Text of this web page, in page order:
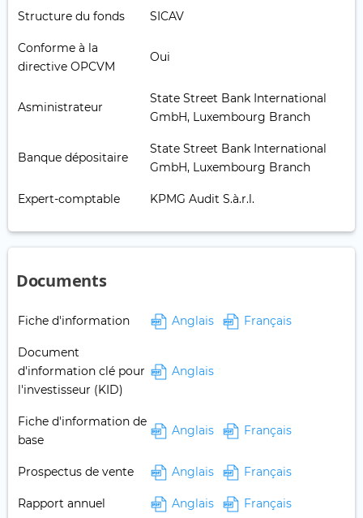
Structure du fonds SICAV
Conforme à la
directive OPCVM
Oui
Asministrateur
State Street Bank International
GmbH, Luxembourg Branch
Banque dépositaire
State Street Bank International
GmbH, Luxembourg Branch
Expert-comptable KPMG Audit S.à.r.l.
Documents
Fiche d'information Anglais Français
Document
d'information clé pour
l'investisseur (KID)
Anglais
Fiche d'information de
base
Anglais Français
Prospectus de vente Anglais Français
Rapport annuel Anglais Français